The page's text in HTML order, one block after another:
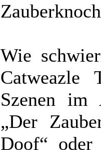
Wie
Catweazle
Szenen
„Der
Doof“ oder